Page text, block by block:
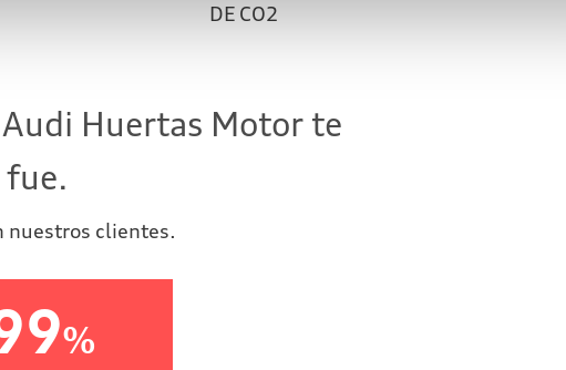
DE CO2
Huertas Motor te
fue.
nuestros clientes.
%